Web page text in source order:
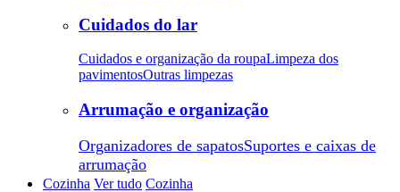
Cuidados do lar
Cuidados e organização da roupaLimpeza dos
pavimentosOutras limpezas
Arrumação e organização
Organizadores de sapatosSuportes e caixas de
arrumação
Cozinha Ver tudo Cozinha